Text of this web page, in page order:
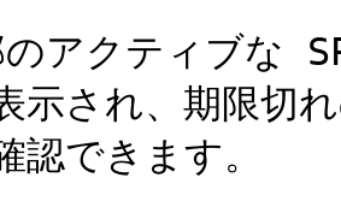
のアクティブな
示され、期限切
できます。